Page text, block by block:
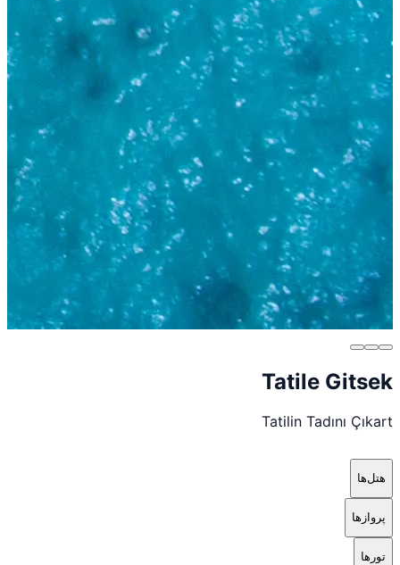
Tatile Gitsek
Tatilin Tadını Çıkart
هتل‌ها
پروازها
تورها